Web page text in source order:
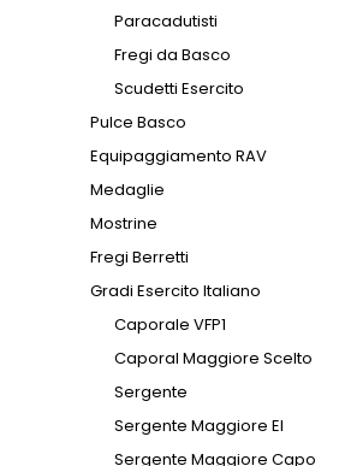
Paracadutisti
Fregi da Basco
Scudetti Esercito
Pulce Basco
Equipaggiamento RAV
Medaglie
Mostrine
Fregi Berretti
Gradi Esercito Italiano
Caporale VFP1
Caporal Maggiore Scelto
Sergente
Sergente Maggiore EI
Sergente Maggiore Capo